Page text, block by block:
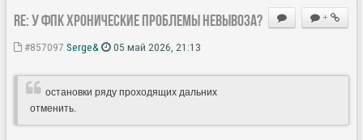
+
Re: У ФПК хронические проблемы невывоза?
#857097 Serge& 05 май 2026, 21:13
остановки ряду проходящих дальних
отменить.